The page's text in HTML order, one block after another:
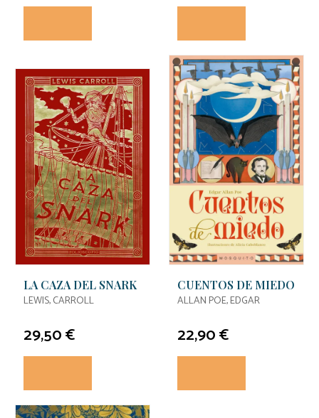
LA CAZA DEL SNARK
LEWIS, CARROLL
29,50 €
CUENTOS DE MIEDO
ALLAN POE, EDGAR
22,90 €